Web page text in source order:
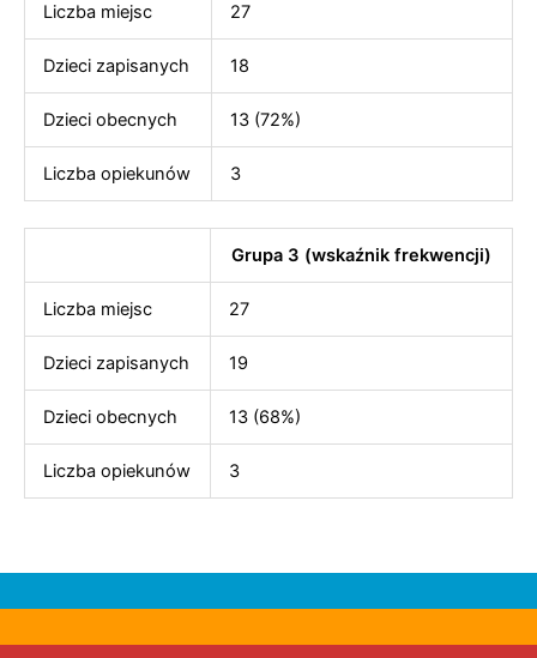
Liczba miejsc 27
Dzieci zapisanych 18
Dzieci obecnych 13 (72%)
Liczba opiekunów 3
Grupa 3 (wskaźnik frekwencji)
Liczba miejsc 27
Dzieci zapisanych 19
Dzieci obecnych 13 (68%)
Liczba opiekunów 3